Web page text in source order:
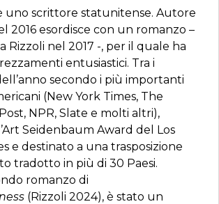
uno scrittore statunitense. Autore
2016 esordisce con un romanzo –
Rizzoli nel 2017 -, per il quale ha
entusiastici. Tra i
secondo i più importanti
(New York Times, The
NPR, Slate e molti altri),
Seidenbaum Award del Los
e destinato a una trasposizione
tradotto in più di 30 Paesi.
romanzo di
(Rizzoli 2024), è stato un